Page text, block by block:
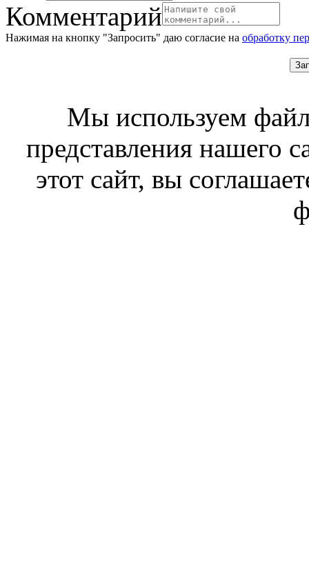
Комментарий
Нажимая на кнопку "Запросить" даю согласие на обработку
Мы используем
представления нашего
этот сайт, вы